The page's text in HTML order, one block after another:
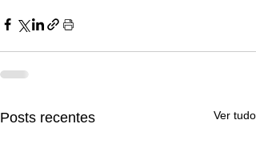
Posts recentes Ver tudo